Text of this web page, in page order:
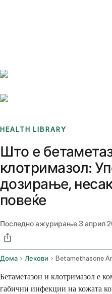
HEALTH LIBRARY
Што е
клотримазол:
дозирање,
повеќе
Последно ажурирање3 април
Дома Лекови
Бетаметазон и клотримазол е
габични инфекции на кожата